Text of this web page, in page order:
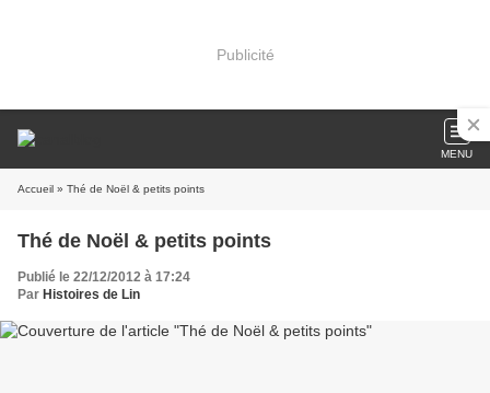
Publicité
MENU
Accueil » Thé de Noël & petits points
Thé de Noël & petits points
Publié le 22/12/2012 à 17:24
Par Histoires de Lin